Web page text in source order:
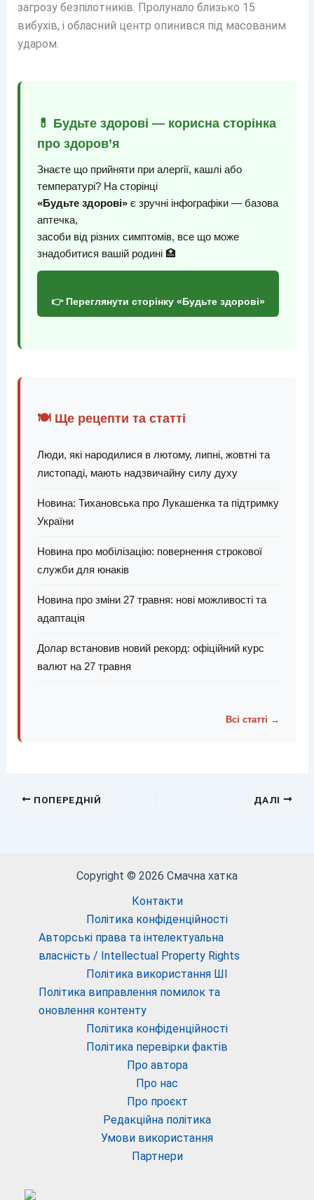
загрозу безпілотників. Пролунало близько 15
вибухів, і обласний центр опинився під масованим
ударом.
💊 Будьте здорові — корисна сторінка
про здоров’я
Знаєте що прийняти при алергії, кашлі або
температурі? На сторінці
«Будьте здорові»є зручні інфографіки — базова
аптечка,
засоби від різних симптомів, все що може
знадобитися вашій родині 🏥
👉 Переглянути сторінку «Будьте здорові»
🍽️ Ще рецепти та статті
Люди, які народилися в лютому, липні, жовтні та
листопаді, мають надзвичайну силу духу
Новина: Тихановська про Лукашенка та підтримку
України
Новина про мобілізацію: повернення строкової
служби для юнаків
Новина про зміни 27 травня: нові можливості та
адаптація
Долар встановив новий рекорд: офіційний курс
валют на 27 травня
Всі статті →
ПОПЕРЕДНІЙ ДАЛІ
Copyright © 2026 Смачна хатка
Контакти
Політика конфіденційності
Авторські права та інтелектуальна
власність / Intellectual Property Rights
Політика використання ШІ
Політика виправлення помилок та
оновлення контенту
Політика конфіденційності
Політика перевірки фактів
Про автора
Про нас
Про проєкт
Редакційна політика
Умови використання
Партнери